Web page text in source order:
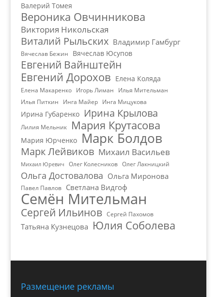
Валерий Томея
Вероника Овчинникова
Виктория Никольская
Виталий Рыльских Владимир Гамбург
Вячеслав Бежин Вячеслав Юсупов
Евгений Вайнштейн
Евгений Дорохов Елена Коляда
Елена Макаренко Игорь Лиман
Илья Мительман
Илья Питкин
Инга Майер Инга Мицукова
Ирина Губаренко Ирина Крылова
Лилия Мельник Мария Крутасова
Мария Юрченко Марк Болдов
Марк Лейвиков Михаил Васильев
Михаил Юревич Олег Колесников Олег Лакницкий
Ольга Достовалова Ольга Миронова
Павел Павлов Светлана Видгоф
Семён Мительман
Сергей Ильинов Сергей Пахомов
Татьяна Кузнецова Юлия Соболева
Размещение рекламы